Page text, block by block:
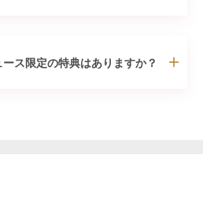
ス限定の特典はありますか？